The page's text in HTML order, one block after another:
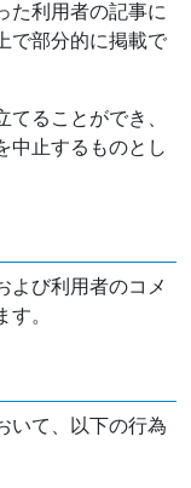
た利用者の記事に
で部分的に掲載で
ることができ、
中止するものとし
よび利用者のコメ
。
いて、以下の行為